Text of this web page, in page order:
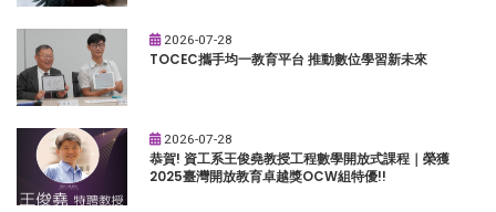
2026-07-28
TOCEC攜手均一教育平台 推動數位學習新未來
2026-07-28
恭賀! 資工系王俊堯教授工程數學開放式課程｜榮獲
2025臺灣開放教育卓越獎OCW組特優!!